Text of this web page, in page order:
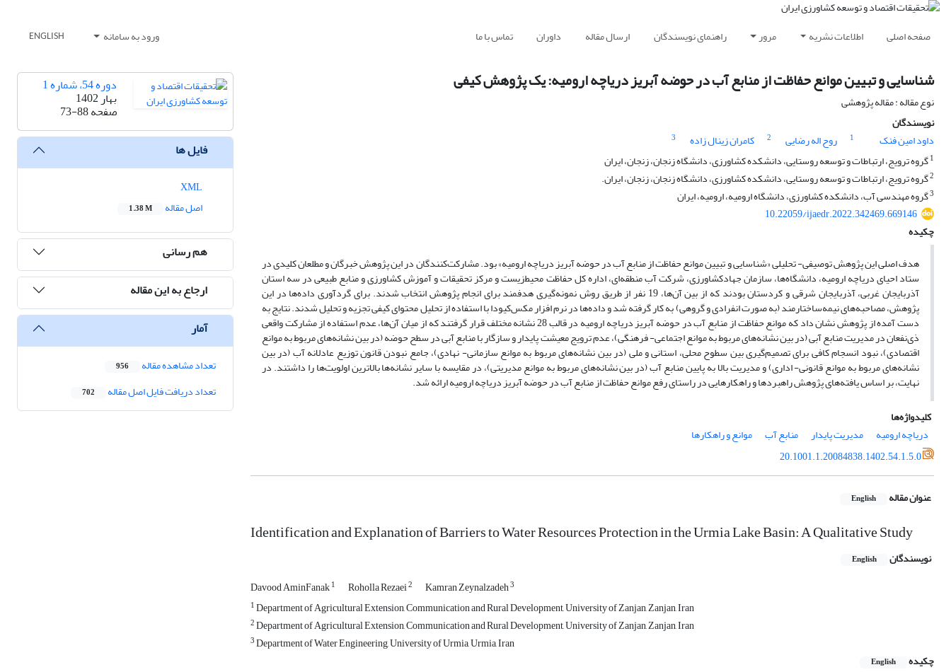
صفحه اصلی اطلاعات نشریه مرور راهنمای نویسندگان ارسال مقاله داوران تماس با ما ورود به سامانه ENGLISH
شناسایی و تبیین موانع حفاظت از منابع آب در حوضه آبریز دریاچه ارومیه: یک پژوهش کیفی
نوع مقاله : مقاله پژوهشی
نویسندگان
داود امین فنک
1 روح اله رضایی 2 کامران زینال زاده
3
1گروه ترویج، ارتباطات و توسعه روستایی، دانشکده کشاورزی، دانشگاه زنجان، زنجان، ایران
2گروه ترویج، ارتباطات و توسعه روستایی، دانشکده کشاورزی، دانشگاه زنجان، زنجان، ایران.
3گروه مهندسی آب، دانشکده کشاورزی، دانشگاه ارومیه، ارومیه، ایران
10.22059/ijaedr.2022.342469.669146
چکیده
هدف اصلی این پژوهش توصیفی- تحلیلی «شناسایی و تبیین موانع حفاظت از منابع آب در حوضه آبریز دریاچه ارومیه» بود. مشارکت‌کنندگان در این پژوهش خبرگان و مطلعان کلیدی در
ستاد احیای دریاچه ارومیه، دانشگاه‌ها، سازمان جهادکشاورزی، شرکت آب منطقه‌ای، اداره کل حفاظت محیط‌زیست و مرکز تحقیقات و آموزش کشاورزی و منابع طبیعی در سه استان
آذربایجان غربی، آذربایجان شرقی و کردستان بودند که از بین آن‌ها، 19 نفر از طریق روش نمونه‌گیری هدفمند برای انجام پژوهش انتخاب شدند. برای گردآوری داده‌ها در این
پژوهش، مصاحبه‌های نیمه‌ساختارمند (به صورت انفرادی و گروهی) به کار گرفته شد و داده‌ها در نرم افزار مکس‌کیودا با استفاده از تحلیل محتوای کیفی تجزیه و تحلیل شدند. نتایج به
دست آمده از پژوهش نشان داد که موانع حفاظت از منابع آب در حوضه آبریز دریاچه ارومیه در قالب 28 نشانه مختلف قرار گرفتند که از میان آن‌ها، عدم استفاده از مشارکت واقعی
ذی‌نفعان در مدیریت منابع آبی (در بین نشانه‌های مربوط به موانع اجتماعی- فرهنگی)، عدم ترویج معیشت پایدار و سازگار با منابع آبی در سطح حوضه (در بین نشانه‌های مربوط به موانع
اقتصادی)، نبود انسجام کافی برای تصمیم‌گیری بین سطوح محلی، استانی و ملی (در بین نشانه‌های مربوط به موانع سازمانی- نهادی)، جامع نبودن قانون توزیع عادلانه آب (در بین
نشانه‌های مربوط به موانع قانونی- اداری) و مدیریت بالا به پایین منابع آب (در بین نشانه‌های مربوط به موانع مدیریتی)، در مقایسه با سایر نشانه‌ها بالاترین اولویت‌ها را داشتند. در
نهایت، بر اساس یافته‌های پژوهش راهبردها و راهکارهایی در راستای رفع موانع حفاظت از منابع آب در حوضه آبریز دریاچه ارومیه ارائه شد.
کلیدواژه‌ها
دریاچه ارومیه
مدیریت پایدار منابع آب
موانع و راهکارها
20.1001.1.20084838.1402.54.1.5.0
عنوان مقاله English
Identification and Explanation of Barriers to Water Resources Protection in the Urmia Lake Basin: A Qualitative Study
نویسندگان English
Davood AminFanak1 Roholla Rezaei2 Kamran Zeynalzadeh3
1Department of Agricultural Extension, Communication and Rural Development, University of Zanjan, Zanjan, Iran
2Department of Agricultural Extension, Communication and Rural Development, University of Zanjan, Zanjan, Iran
3Department of Water Engineering, University of Urmia, Urmia, Iran
چکیده
English
دوره 54، شماره 1
بهار 1402
صفحه73-88
فایل ها
اصل مقاله
1.38 M
هم رسانی
ارجاع به این مقاله
آمار
تعداد مشاهده مقاله 956
تعداد دریافت فایل اصل مقاله 702